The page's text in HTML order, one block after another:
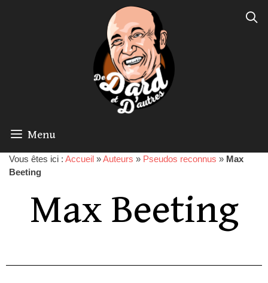
Menu
Vous êtes ici : Accueil »Auteurs » Pseudos reconnus » Max
Beeting
Max Beeting